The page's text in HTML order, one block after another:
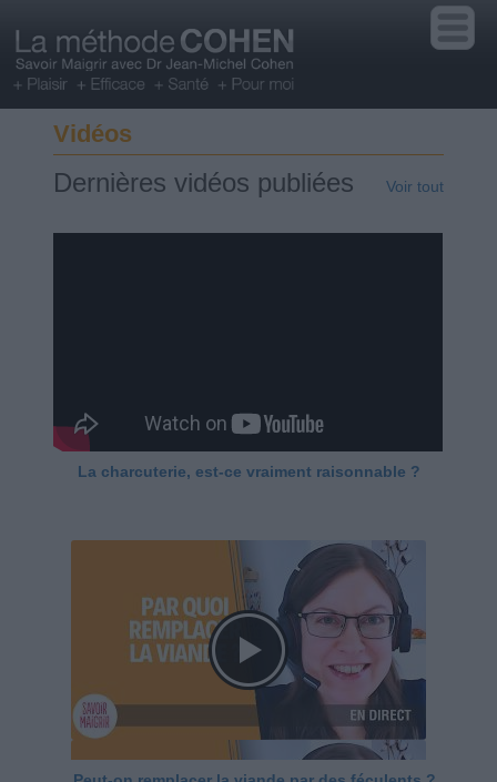
Vidéos
Dernières vidéos publiées Voir tout
La charcuterie, est-ce vraiment raisonnable ?